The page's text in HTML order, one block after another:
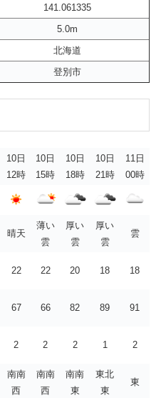
141.061335
5.0m
北海道
登別市
10日
12時
10日
15時
10日
18時
10日
21時
11日
00時
晴天
薄い
雲
厚い
雲
厚い
雲
雲
22 22 20 18 18
67 66 82 89 91
2 2 2 1 2
南南
西
南南
西
南南
東
東北
東
東